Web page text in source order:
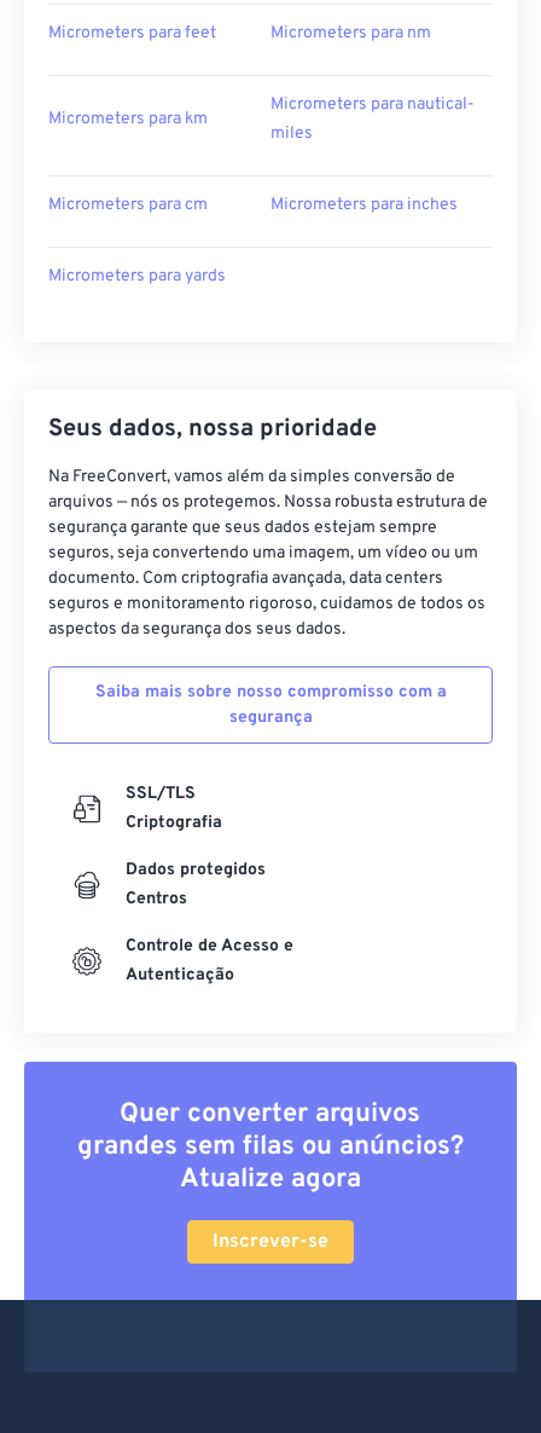
Micrometers para feet Micrometers para nm
Micrometers para km
Micrometers para nautical-
miles
Micrometers para cm Micrometers para inches
Micrometers para yards
Seus dados, nossa prioridade
Na FreeConvert, vamos além da simples conversão de
arquivos — nós os protegemos. Nossa robusta estrutura de
segurança garante que seus dados estejam sempre
seguros, seja convertendo uma imagem, um vídeo ou um
documento. Com criptografia avançada, data centers
seguros e monitoramento rigoroso, cuidamos de todos os
aspectos da segurança dos seus dados.
Saiba mais sobre nosso compromisso com a
segurança
SSL/TLS
Criptografia
Dados protegidos
Centros
Controle de Acesso e
Autenticação
Quer converter arquivos
grandes sem filas ou anúncios?
Atualize agora
Inscrever-se